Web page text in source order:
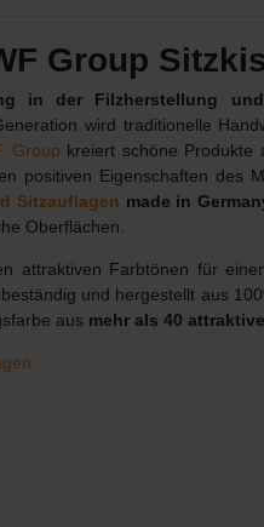
Group
in der Filzherstellung
wird traditionelle
Group kreiert schöne Produkte
positiven Eigenschaften des
Sitzauflagen made in
Oberflächen.
attraktiven Farbtönen für
und hergestellt aus
aus mehr als 40